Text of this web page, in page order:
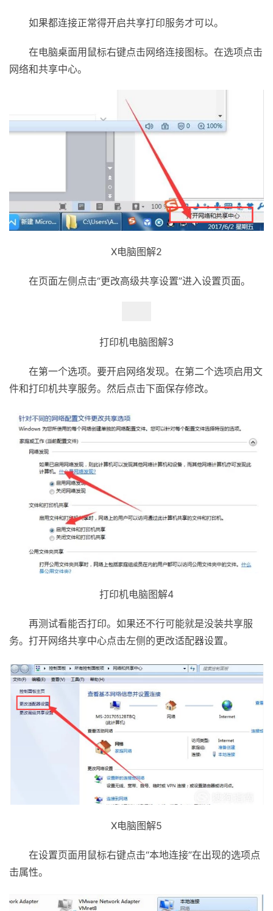
如果都连接正常得开启共享打印服务才可以。
在电脑桌面用鼠标右键点击网络连接图标。在选项点击
网络和共享中心。
X电脑图解2
在页面左侧点击“更改高级共享设置”进入设置页面。
打印机电脑图解3
在第一个选项。要开启网络发现。在第二个选项启用文
件和打印机共享服务。然后点击下面保存修改。
打印机电脑图解4
再测试看能否打印。如果还不行可能就是没装共享服
务。打开网络共享中心点击左侧的更改适配器设置。
X电脑图解5
在设置页面用鼠标右键点击“本地连接”在出现的选项点
击属性。